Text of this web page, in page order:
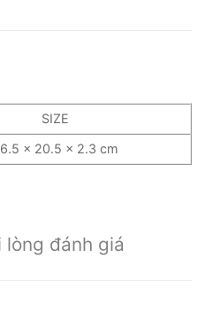
SIZE
x 20.5 x 2.3 cm
lòng đánh giá